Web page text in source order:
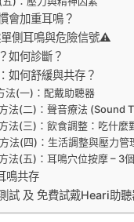
會加重耳鳴？
側耳鳴與危險信號⚠️
如何診斷？
如何舒緩與共存？
法(一)：配戴助聽器
法(二)：聲音療法 (Sound
法(三)：飲食調整：吃什麼
法(四)：生活調整與壓力管
法(五)：耳鳴穴位按摩 – 3
鳴共存
試 及 免費試戴Heari助聽